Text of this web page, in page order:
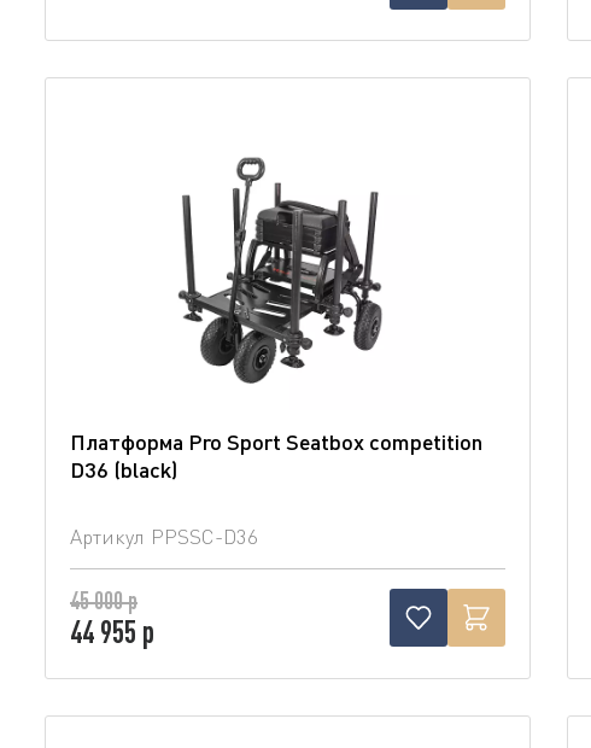
Платформа Pro Sport Seatbox competition
D36 (blaсk)
Артикул PPSSC-D36
45 000 р
44 955 р